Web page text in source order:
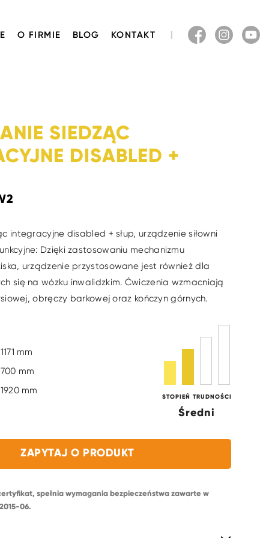
O FIRMIE BLOG KONTAKT
SIEDZĄC
DISABLED +
integracyjne disabled + słup, urządzenie siłowni
Dzięki zastosowaniu mechanizmu
urządzenie przystosowane jest również dla
się na wózku inwalidzkim. Ćwiczenia wzmacniają
obręczy barkowej oraz kończyn górnych.
1171 mm
700 mm
1920 mm
STOPIEŃ TRUDNOŚCI
Średni
ZAPYTAJ O PRODUKT
spełnia wymagania bezpieczeństwa zawarte w
06.